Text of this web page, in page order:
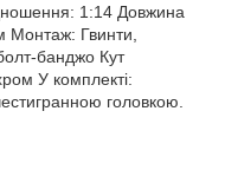
1:14 Довжина
Монтаж: Гвинти,
банджо Кут
У комплекті:
головкою.